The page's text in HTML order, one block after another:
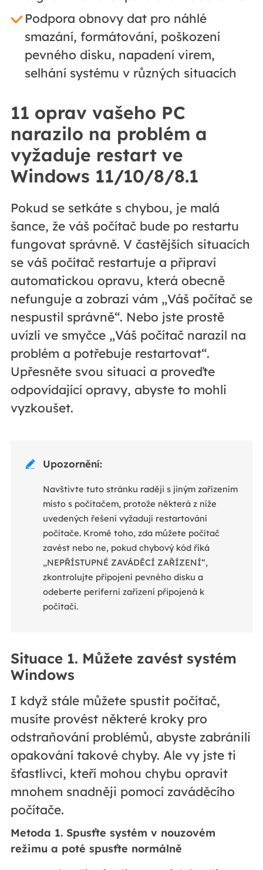
Podpora obnovy dat pro náhlé
smazání, formátování, poškození
pevného disku, napadení virem,
selhání systému v různých situacích
11 oprav vašeho PC
narazilo na problém a
vyžaduje restart ve
Windows 11/10/8/8.1
Pokud se setkáte s chybou, je malá
šance, že váš počítač bude po restartu
fungovat správně. V častějších situacích
se váš počítač restartuje a připraví
automatickou opravu, která obecně
nefunguje a zobrazí vám „Váš počítač se
nespustil správně“. Nebo jste prostě
uvízli ve smyčce „Váš počítač narazil na
problém a potřebuje restartovat“.
Upřesněte svou situaci a proveďte
odpovídající opravy, abyste to mohli
vyzkoušet.
 Upozornění:
Navštivte tuto stránku raději s jiným zařízením
místo s počítačem, protože některá z níže
uvedených řešení vyžadují restartování
počítače. Kromě toho, zda můžete počítač
zavést nebo ne, pokud chybový kód říká
„NEPŘÍSTUPNÉ ZAVÁDĚCÍ ZAŘÍZENÍ“,
zkontrolujte připojení pevného disku a
odeberte periferní zařízení připojená k
počítači.
Situace 1. Můžete zavést systém
Windows
I když stále můžete spustit počítač,
musíte provést některé kroky pro
odstraňování problémů, abyste zabránili
opakování takové chyby. Ale vy jste ti
šťastlivci, kteří mohou chybu opravit
mnohem snadněji pomocí zaváděcího
počítače.
Metoda 1. Spusťte systém v nouzovém
režimu a poté spusťte normálně